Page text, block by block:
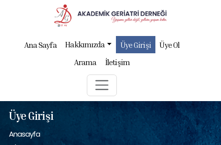
Ana Sayfa Hakkımızda Üye Girişi
Üye Ol
Arama
İletişim
Üye Girişi
Anasayfa